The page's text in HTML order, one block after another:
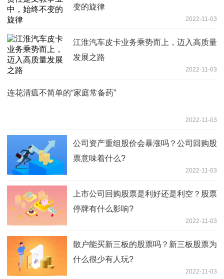
变的旋律
2022-11-03
江淮汽车皮卡业务乘势而上，迈入高质量
发展之路
2022-11-03
连花清瘟不简单的“家庭常备药”
2022-11-03
公司资产重组股价会暴涨吗？公司回购股
票意味着什么?
2022-11-03
上市公司回购股票是利好还是利空？股票
停牌有什么影响?
2022-11-03
散户能买新三板的股票吗？新三板股票为
什么很少有人玩?
2022-11-03